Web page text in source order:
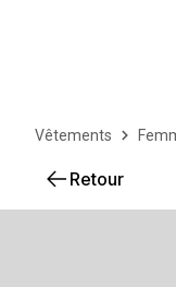
Vêtements
Retour